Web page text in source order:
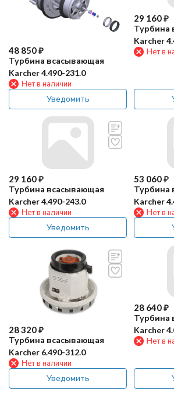
48 850₽
Турбина всасывающая
Karcher 4.490-231.0
Нет в наличии
Уведомить
29 160₽
Турбина
Karcher
Нет в
29 160₽
Турбина всасывающая
Karcher 4.490-243.0
Нет в наличии
Уведомить
53 060₽
Турбина
Karcher
Нет в
28 320₽
Турбина всасывающая
Karcher 6.490-312.0
Нет в наличии
Уведомить
28 640₽
Турбина
Karcher
Нет в